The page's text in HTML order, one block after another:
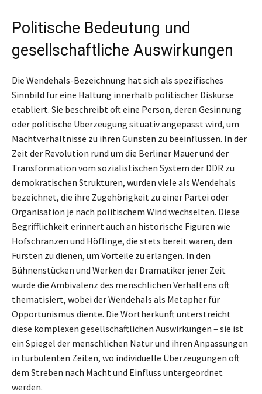
Politische Bedeutung und
gesellschaftliche Auswirkungen
Die Wendehals-Bezeichnung hat sich als spezifisches
Sinnbild für eine Haltung innerhalb politischer Diskurse
etabliert. Sie beschreibt oft eine Person, deren Gesinnung
oder politische Überzeugung situativ angepasst wird, um
Machtverhältnisse zu ihren Gunsten zu beeinflussen. In der
Zeit der Revolution rund um die Berliner Mauer und der
Transformation vom sozialistischen System der DDR zu
demokratischen Strukturen, wurden viele als Wendehals
bezeichnet, die ihre Zugehörigkeit zu einer Partei oder
Organisation je nach politischem Wind wechselten. Diese
Begrifflichkeit erinnert auch an historische Figuren wie
Hofschranzen und Höflinge, die stets bereit waren, den
Fürsten zu dienen, um Vorteile zu erlangen. In den
Bühnenstücken und Werken der Dramatiker jener Zeit
wurde die Ambivalenz des menschlichen Verhaltens oft
thematisiert, wobei der Wendehals als Metapher für
Opportunismus diente. Die Wortherkunft unterstreicht
diese komplexen gesellschaftlichen Auswirkungen – sie ist
ein Spiegel der menschlichen Natur und ihren Anpassungen
in turbulenten Zeiten, wo individuelle Überzeugungen oft
dem Streben nach Macht und Einfluss untergeordnet
werden.